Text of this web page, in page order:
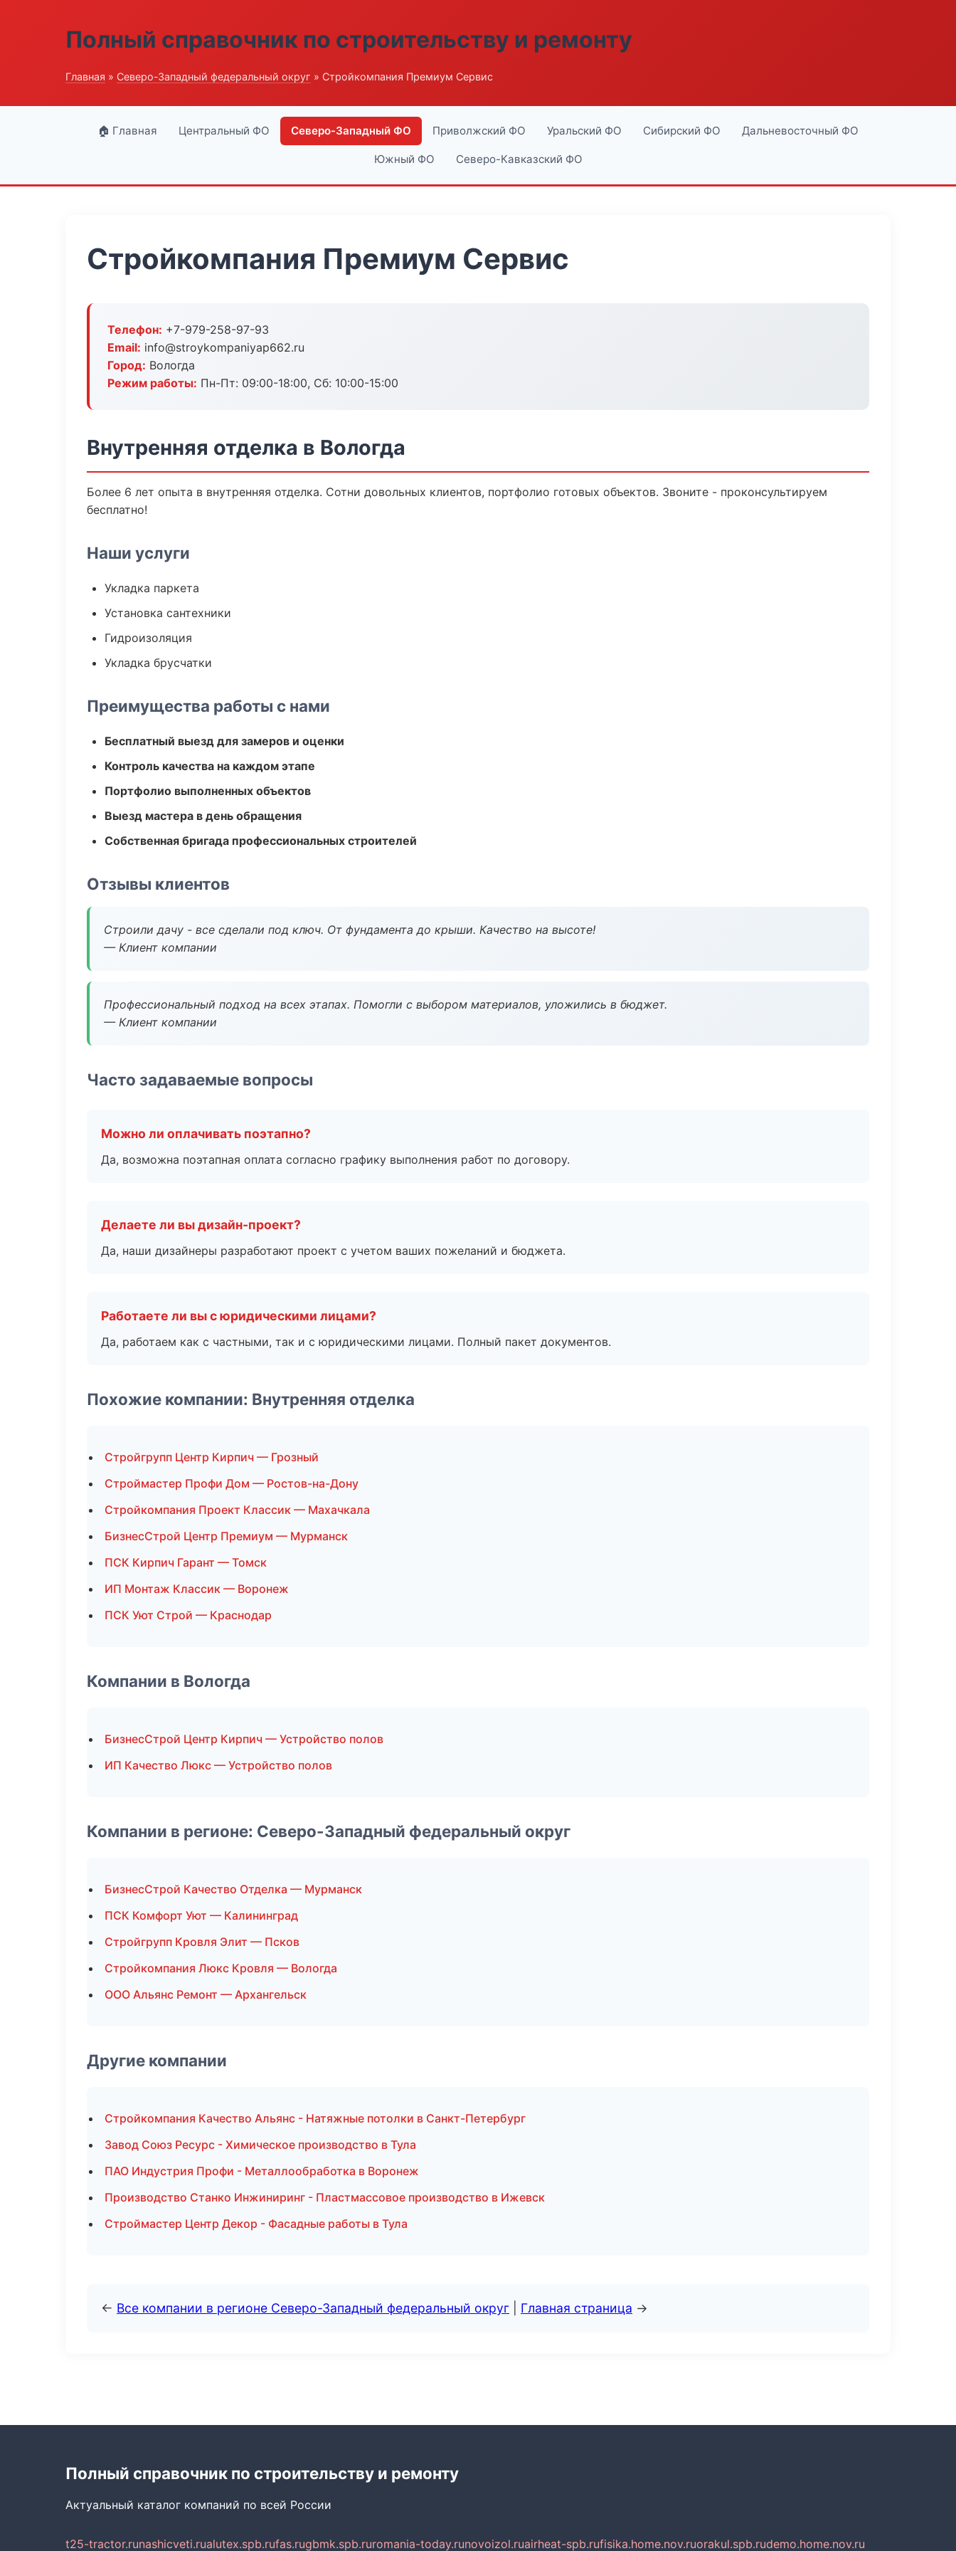
Полный справочник по строительству и ремонту
Главная » Северо-Западный федеральный округ » Стройкомпания Премиум Сервис
🏠 Главная Центральный ФО Северо-Западный ФО Приволжский ФО Уральский ФО Сибирский ФО Дальневосточный ФО
Южный ФО Северо-Кавказский ФО
Стройкомпания Премиум Сервис
Телефон: +7-979-258-97-93
Email: info@stroykompaniyap662.ru
Город: Вологда
Режим работы: Пн-Пт: 09:00-18:00, Сб: 10:00-15:00
Внутренняя отделка в Вологда
Более 6 лет опыта в внутренняя отделка. Сотни довольных клиентов, портфолио готовых объектов. Звоните - проконсультируем
бесплатно!
Наши услуги
Укладка паркета
Установка сантехники
Гидроизоляция
Укладка брусчатки
Преимущества работы с нами
Бесплатный выезд для замеров и оценки
Контроль качества на каждом этапе
Портфолио выполненных объектов
Выезд мастера в день обращения
Собственная бригада профессиональных строителей
Отзывы клиентов
Строили дачу - все сделали под ключ. От фундамента до крыши. Качество на высоте!
— Клиент компании
Профессиональный подход на всех этапах. Помогли с выбором материалов, уложились в бюджет.
— Клиент компании
Часто задаваемые вопросы
Можно ли оплачивать поэтапно?
Да, возможна поэтапная оплата согласно графику выполнения работ по договору.
Делаете ли вы дизайн-проект?
Да, наши дизайнеры разработают проект с учетом ваших пожеланий и бюджета.
Работаете ли вы с юридическими лицами?
Да, работаем как с частными, так и с юридическими лицами. Полный пакет документов.
Похожие компании: Внутренняя отделка
Стройгрупп Центр Кирпич — Грозный
Строймастер Профи Дом — Ростов-на-Дону
Стройкомпания Проект Классик — Махачкала
БизнесСтрой Центр Премиум — Мурманск
ПСК Кирпич Гарант — Томск
ИП Монтаж Классик — Воронеж
ПСК Уют Строй — Краснодар
Компании в Вологда
БизнесСтрой Центр Кирпич — Устройство полов
ИП Качество Люкс — Устройство полов
Компании в регионе: Северо-Западный федеральный округ
БизнесСтрой Качество Отделка — Мурманск
ПСК Комфорт Уют — Калининград
Стройгрупп Кровля Элит — Псков
Стройкомпания Люкс Кровля — Вологда
ООО Альянс Ремонт — Архангельск
Другие компании
Стройкомпания Качество Альянс - Натяжные потолки в Санкт-Петербург
Завод Союз Ресурс - Химическое производство в Тула
ПАО Индустрия Профи - Металлообработка в Воронеж
Производство Станко Инжиниринг - Пластмассовое производство в Ижевск
Строймастер Центр Декор - Фасадные работы в Тула
← Все компании в регионе Северо-Западный федеральный округ Главная страница →
Полный справочник по строительству и ремонту
Актуальный каталог компаний по всей России
t25-tractor.runashicveti.rualutex.spb.rufas.rugbmk.spb.ruromania-today.runovoizol.ruairheat-spb.rufisika.home.nov.ruorakul.spb.rudemo.home.nov.ru